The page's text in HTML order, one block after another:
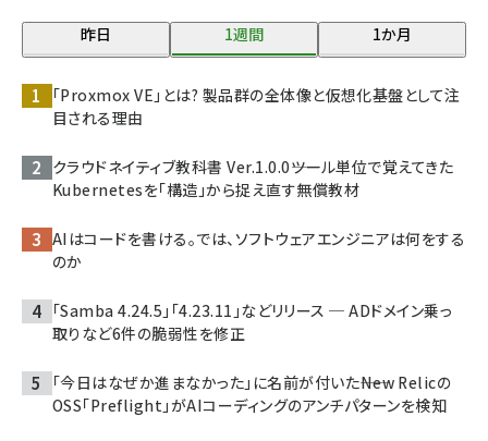
昨日 1週間 1か月
「Proxmox VE」とは? 製品群の全体像と仮想化基盤として注
目される理由
クラウドネイティブ教科書 Ver.1.0.0――ツール単位で覚えてきた
Kubernetesを「構造」から捉え直す無償教材
AIはコードを書ける。では、ソフトウェアエンジニアは何をする
のか
「Samba 4.24.5」「4.23.11」などリリース ─ ADドメイン乗っ
取りなど6件の脆弱性を修正
「今日はなぜか進まなかった」に名前が付いた――New Relicの
OSS「Preflight」がAIコーディングのアンチパターンを検知